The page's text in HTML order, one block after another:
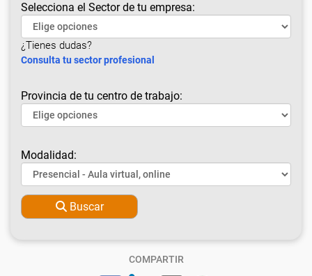
Selecciona el Sector de tu empresa:
¿Tienes dudas?
Consulta tu sector profesional
Provincia de tu centro de trabajo:
Modalidad:
Buscar
COMPARTIR